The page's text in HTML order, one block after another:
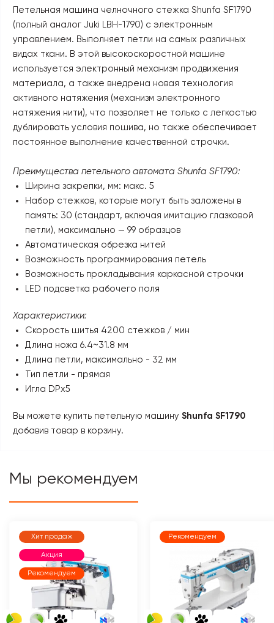
Петельная машина челночного стежка Shunfa SF1790
(полный аналог Juki LBH-1790) с электронным
управлением. Выполняет петли на самых различных
видах ткани. В этой высокоскоростной машине
используется электронный механизм продвижения
материала, а также внедрена новая технология
активного натяжения (механизм электронного
натяжения нити), что позволяет не только с легкостью
дублировать условия пошива, но также обеспечивает
постоянное выполнение качественной строчки.
Преимущества петельного автомата Shunfa SF1790:
Ширина закрепки, мм: макс. 5
Набор стежков, которые могут быть заложены в
память: 30 (стандарт, включая имитацию глазковой
петли), максимально — 99 образцов
Автоматическая обрезка нитей
Возможность программирования петель
Возможность прокладывания каркасной строчки
LED подсветка рабочего поля
Характеристики:
Скорость шитья 4200 стежков / мин
Длина ножа 6.4~31.8 мм
Длина петли, максимально - 32 мм
Тип петли - прямая
Игла DPx5
Вы можете купить петельную машину Shunfa SF1790
добавив товар в корзину.
Мы рекомендуем
Хит продаж
Акция
Рекомендуем
Рекомендуем